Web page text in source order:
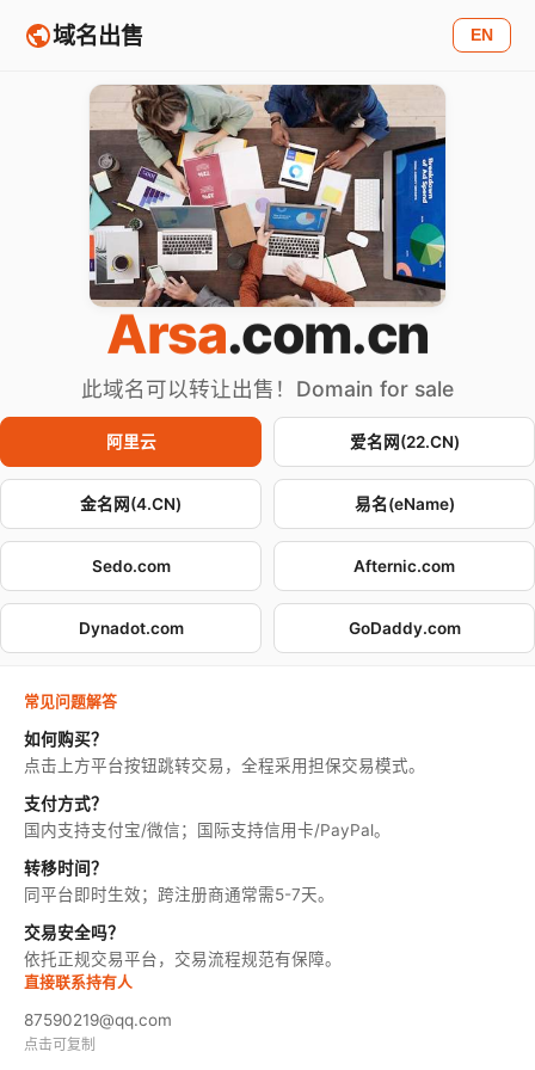
域名出售 EN
Arsa.com.cn
此域名可以转让出售！Domain for sale
阿里云 爱名网(22.CN)
金名网(4.CN) 易名(eName)
Sedo.com Afternic.com
Dynadot.com GoDaddy.com
常见问题解答
如何购买？
点击上方平台按钮跳转交易，全程采用担保交易模式。
支付方式？
国内支持支付宝/微信；国际支持信用卡/PayPal。
转移时间？
同平台即时生效；跨注册商通常需5-7天。
交易安全吗？
依托正规交易平台，交易流程规范有保障。
直接联系持有人
87590219@qq.com
点击可复制